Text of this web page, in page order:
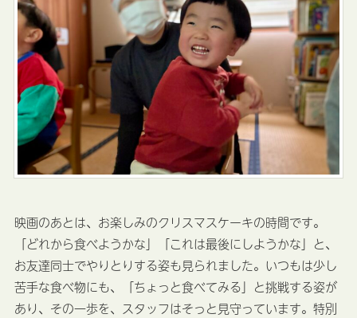
映画のあとは、お楽しみのクリスマスケーキの時間です。
「どれから食べようかな」「これは最後にしようかな」と、
お友達同士でやりとりする姿も見られました。いつもは少し
苦手な食べ物にも、「ちょっと食べてみる」と挑戦する姿が
あり、その一歩を、スタッフはそっと見守っています。特別